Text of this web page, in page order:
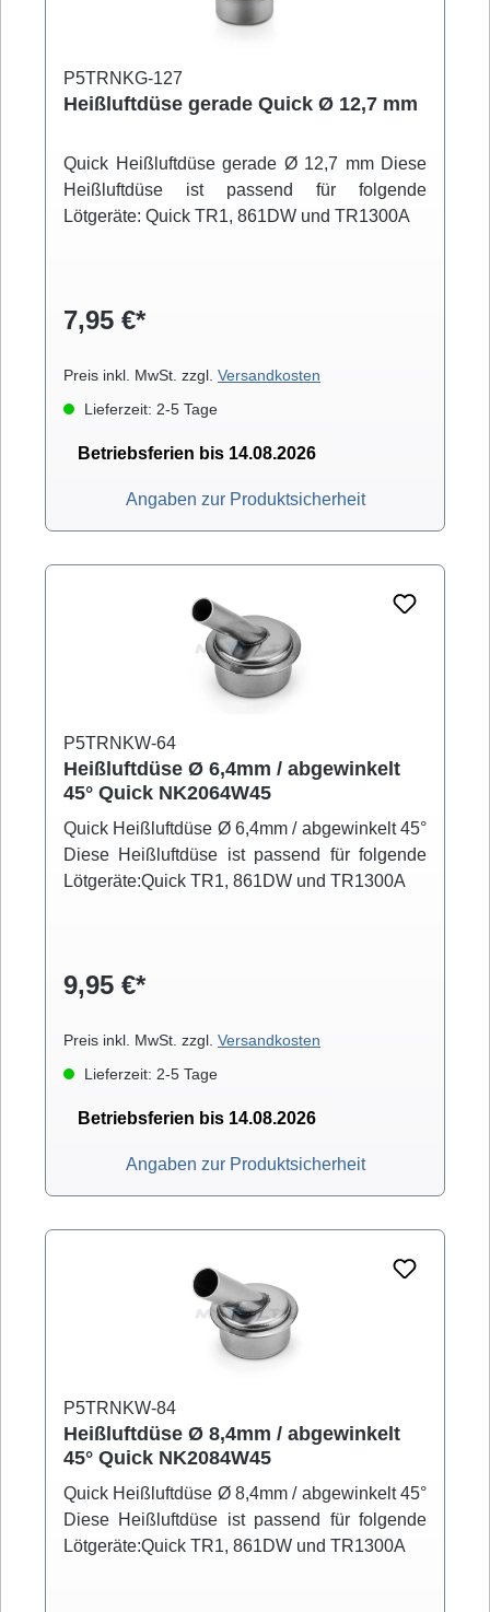
P5TRNKG-127
Heißluftdüse gerade Quick Ø 12,7 mm
Quick Heißluftdüse gerade Ø 12,7 mm Diese
Heißluftdüse ist passend für folgende
Lötgeräte: Quick TR1, 861DW und TR1300A
7,95 €*
Preis inkl. MwSt. zzgl. Versandkosten
Lieferzeit: 2-5 Tage
Betriebsferien bis 14.08.2026
Angaben zur Produktsicherheit
P5TRNKW-64
Heißluftdüse Ø 6,4mm / abgewinkelt
45° Quick NK2064W45
Quick Heißluftdüse Ø 6,4mm / abgewinkelt 45°
Diese Heißluftdüse ist passend für folgende
Lötgeräte:Quick TR1, 861DW und TR1300A
9,95 €*
Preis inkl. MwSt. zzgl. Versandkosten
Lieferzeit: 2-5 Tage
Betriebsferien bis 14.08.2026
Angaben zur Produktsicherheit
P5TRNKW-84
Heißluftdüse Ø 8,4mm / abgewinkelt
45° Quick NK2084W45
Quick Heißluftdüse Ø 8,4mm / abgewinkelt 45°
Diese Heißluftdüse ist passend für folgende
Lötgeräte:Quick TR1, 861DW und TR1300A